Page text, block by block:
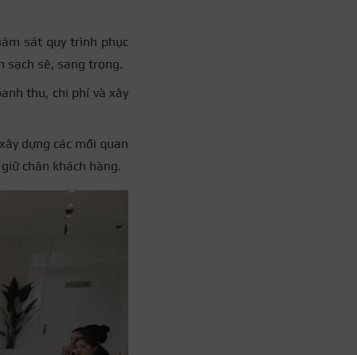
sát quy trình phục
sạch sẽ, sang trọng.
thu, chi phí và xây
dựng các mối quan
chân khách hàng.